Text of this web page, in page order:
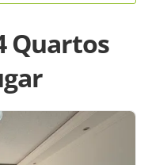
Quartos